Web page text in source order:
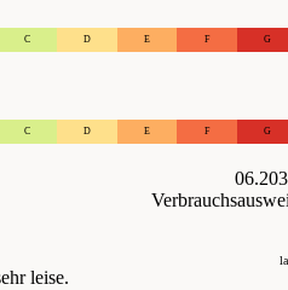
C D E F G
C D E F G
leise.